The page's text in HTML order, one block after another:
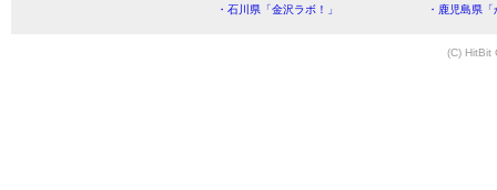
・石川県「金沢ラボ！」
・鹿児島県
(C) HitBit